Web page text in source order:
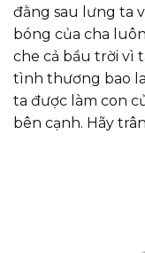
đằng sau lưng ta
bóng của cha
che cả bầu trời vì
tình thương bao
ta được làm con
bên cạnh. Hãy